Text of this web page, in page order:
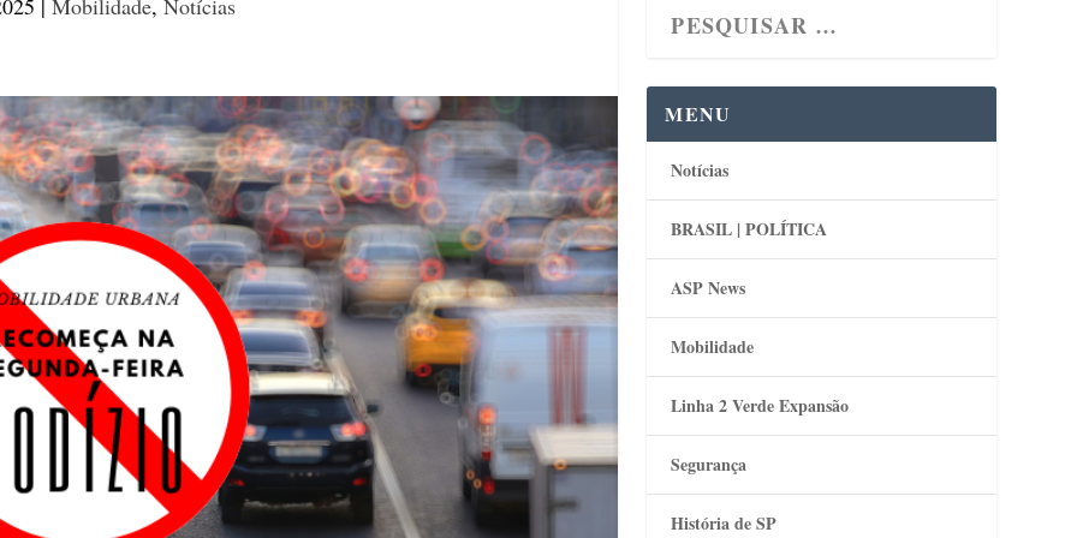
Mobilidade, Notícias
MENU
Notícias
BRASIL | POLÍTICA
ASP News
Mobilidade
Linha 2 Verde Expansão
Segurança
História de SP